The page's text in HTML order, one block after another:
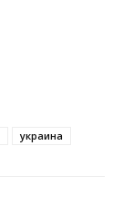
украина